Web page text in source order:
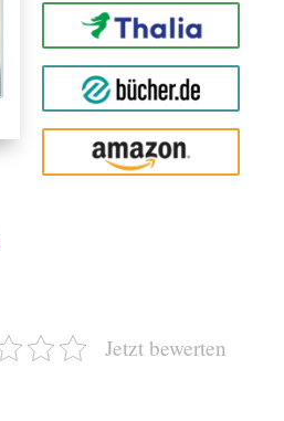
Thalia
buecher.de
Amazon
Jetzt bewerten